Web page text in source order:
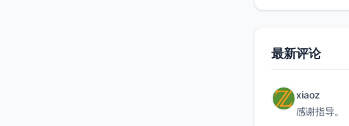
最新评论
xiaoz
感谢指导。